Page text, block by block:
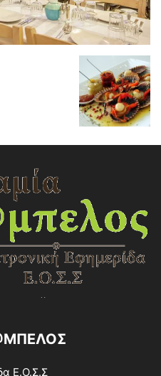
Ε.Ο.Σ.Σ